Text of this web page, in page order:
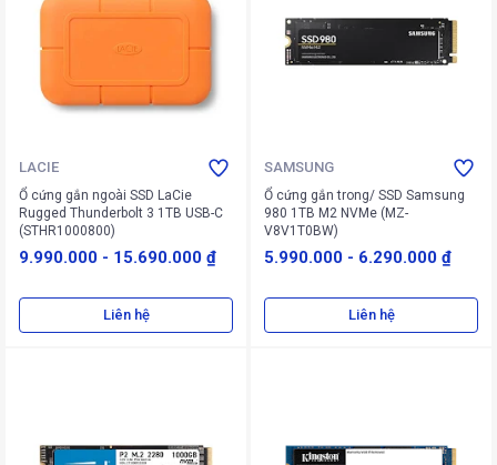
LACIE
Ổ cứng gắn ngoài SSD LaCie
Rugged Thunderbolt 3 1TB USB-C
(STHR1000800)
9.990.000 - 15.690.000 ₫
Liên hệ
SAMSUNG
Ổ cứng gắn trong/ SSD Samsung
980 1TB M2 NVMe (MZ-
V8V1T0BW)
5.990.000 - 6.290.000 ₫
Liên hệ